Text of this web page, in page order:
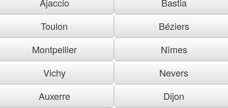
Toulon
Béziers
Montpellier
Nîmes
Vichy
Nevers
Auxerre
Dijon